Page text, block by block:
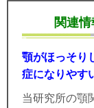
関連情
顎がほっそり
症になりやす
当研究所の顎